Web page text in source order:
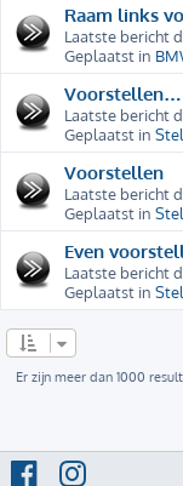
Raam links
Laatste bericht
Geplaatst in
Voorstellen…
Laatste bericht
Geplaatst in
Voorstellen
Laatste bericht
Geplaatst in
Even
Laatste bericht
Geplaatst in
Er zijn meer dan 1000